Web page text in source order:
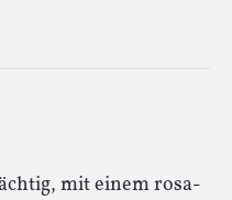
mit einem rosa-